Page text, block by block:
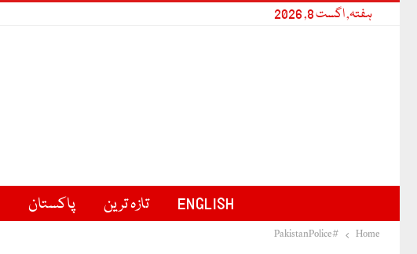
ہفتہ, اگست 8, 2026
ENGLISH تازہ ترین پاکستان
Home
#PakistanPolice